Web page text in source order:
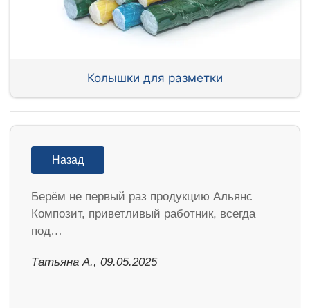
Колышки для разметки
Назад
Берём не первый раз продукцию Альянс
Композит, приветливый работник, всегда
под…
Татьяна А., 09.05.2025